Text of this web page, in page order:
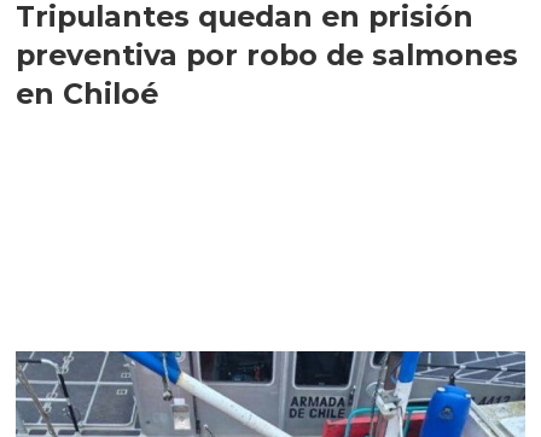
Tripulantes quedan en prisión
preventiva por robo de salmones
en Chiloé